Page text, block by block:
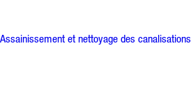
Assainissement et nettoyage des canalisations